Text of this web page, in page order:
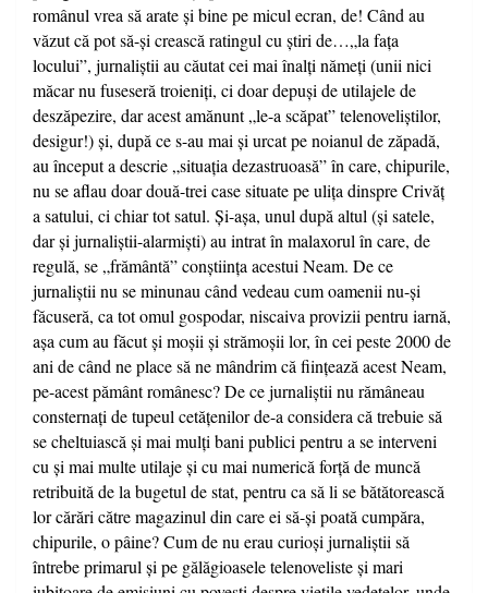
românul vrea să arate şi bine pe micul ecran, de! Când au
văzut că pot să-şi crească ratingul cu ştiri de…„la faţa
locului”, jurnaliştii au căutat cei mai înalţi nămeţi (unii nici
măcar nu fuseseră troieniţi, ci doar depuşi de utilajele de
deszăpezire, dar acest amănunt „le-a scăpat” telenoveliştilor,
desigur!) şi, după ce s-au mai şi urcat pe noianul de zăpadă,
au început a descrie „situaţia dezastruoasă” în care, chipurile,
nu se aflau doar două-trei case situate pe uliţa dinspre Crivăţ
a satului, ci chiar tot satul. Şi-aşa, unul după altul (şi satele,
dar şi jurnaliştii-alarmişti) au intrat în malaxorul în care, de
regulă, se „frământă” conştiinţa acestui Neam. De ce
jurnaliştii nu se minunau când vedeau cum oamenii nu-şi
făcuseră, ca tot omul gospodar, niscaiva provizii pentru iarnă,
aşa cum au făcut şi moşii şi strămoşii lor, în cei peste 2000 de
ani de când ne place să ne mândrim că fiinţează acest Neam,
pe-acest pământ românesc? De ce jurnaliştii nu rămâneau
consternaţi de tupeul cetăţenilor de-a considera că trebuie să
se cheltuiască şi mai mulţi bani publici pentru a se interveni
cu şi mai multe utilaje şi cu mai numerică forţă de muncă
retribuită de la bugetul de stat, pentru ca să li se bătătorească
lor cărări către magazinul din care ei să-şi poată cumpăra,
chipurile, o pâine? Cum de nu erau curioşi jurnaliştii să
întrebe primarul şi pe gălăgioasele telenoveliste şi mari